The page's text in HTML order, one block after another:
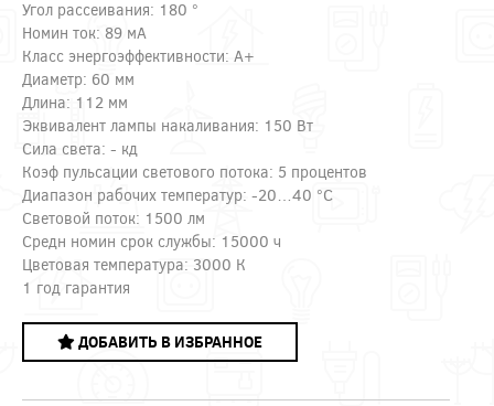
Угол рассеивания: 180 °
Номин ток: 89 мА
Класс энергоэффективности: A+
Диаметр: 60 мм
Длина: 112 мм
Эквивалент лампы накаливания: 150 Вт
Сила света: - кд
Коэф пульсации светового потока: 5 процентов
Диапазон рабочих температур: -20…40 °C
Световой поток: 1500 лм
Средн номин срок службы: 15000 ч
Цветовая температура: 3000 К
1 год гарантия
ДОБАВИТЬ В ИЗБРАННОЕ